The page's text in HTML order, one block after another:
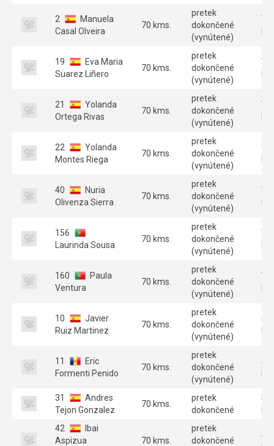
2
Manuela
Casal Olveira
70 kms.
pretek
dokončené
(vynútené)
19
Eva Maria
Suarez Liñero
70 kms.
pretek
dokončené
(vynútené)
21
Yolanda
Ortega Rivas
70 kms.
pretek
dokončené
(vynútené)
22
Yolanda
Montes Riega
70 kms.
pretek
dokončené
(vynútené)
40
Nuria
Olivenza Sierra
70 kms.
pretek
dokončené
(vynútené)
156
Laurinda Sousa
70 kms.
pretek
dokončené
(vynútené)
160
Paula
Ventura
70 kms.
pretek
dokončené
(vynútené)
10
Javier
Ruiz Martinez
70 kms.
pretek
dokončené
(vynútené)
11
Eric
Formenti Penido
70 kms.
pretek
dokončené
(vynútené)
31
Andres
Tejon Gonzalez
70 kms.
pretek
dokončené
42
Ibai
Aspizua
70 kms.
pretek
dokončené